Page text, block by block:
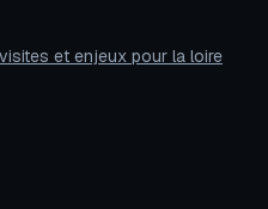
et enjeux pour la loire